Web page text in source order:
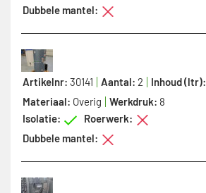
Dubbele mantel:
Artikelnr: 30141 Aantal: 2 Inhoud (ltr):
Materiaal: Overig Werkdruk: 8
Isolatie:
Roerwerk:
Dubbele mantel: